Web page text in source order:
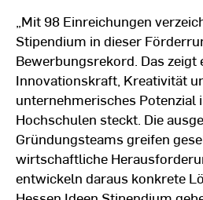
„Mit 98 Einreichungen
Stipendium in dieser
Bewerbungsrekord. Das
Innovationskraft, Kreativität
unternehmerisches Potenzial
Hochschulen steckt. Die
Gründungsteams greifen
wirtschaftliche
entwickeln daraus konkrete